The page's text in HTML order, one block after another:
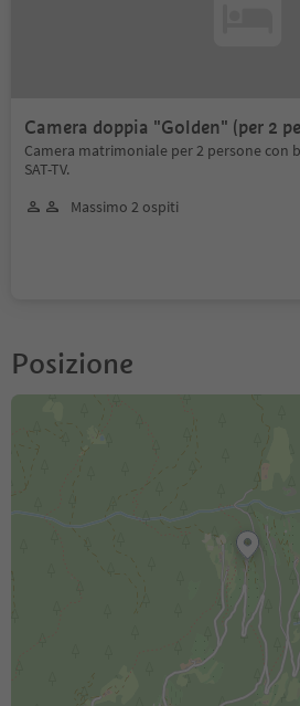
Camera doppia "Golden" (per 2
Camera matrimoniale per 2 persone con
SAT-TV.
Massimo 2 ospiti
Posizione